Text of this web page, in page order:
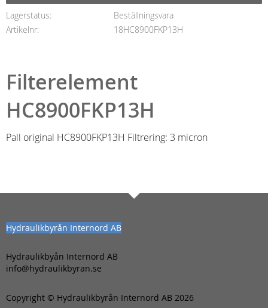
Lagerstatus
Beställningsvara
Artikelnr
18HC8900FKP13H
Filterelement
HC8900FKP13H
Pall original HC8900FKP13H Filtrering: 3 micron
Hydraulikbyrån Internord AB
Hydraulikbyån Internord AB
info@hydraulikbyran.se
Copyright © Hydraulikbyrån Internord AB 2026